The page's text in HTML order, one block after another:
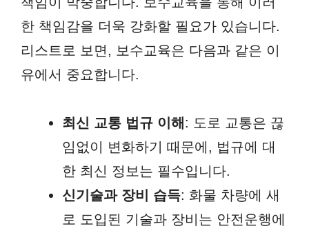
한 책임감을 더욱 강화할 필요가 있습니다.
리스트로 보면, 보수교육은 다음과 같은 이
유에서 중요합니다.
최신 교통 법규 이해 : 도로 교통은 끊
임없이 변화하기 때문에, 법규에 대
한 최신 정보는 필수입니다.
신기술과 장비 습득: 화물 차량에 새
로 도입된 기술과 장비는 안전운행에